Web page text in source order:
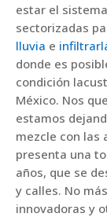
estar el
sectorizadas
lluvia e
donde es
condición
México. Nos
estamos
mezcle con las
presenta una
años, que se
y calles. No
innovadoras y